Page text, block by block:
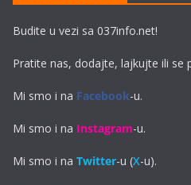
Budite u vezi sa 037info.net!
Pratite nas, dodajte, lajkujte ili se
Mi smo i na Facebook-u.
Mi smo i na Instagram-u.
Mi smo i na Twitter-u (X-u).